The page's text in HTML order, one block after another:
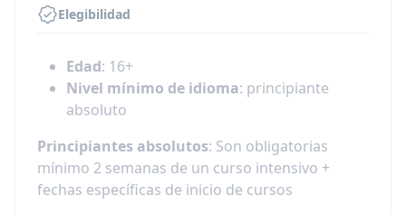
Elegibilidad
Edad: 16+
Nivel mínimo de idioma: principiante
absoluto
Principiantes absolutos: Son obligatorias
mínimo 2 semanas de un curso intensivo +
fechas específicas de inicio de cursos